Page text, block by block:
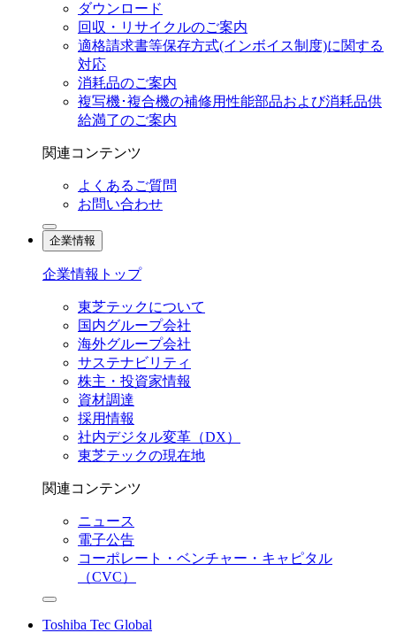
ダウンロード
回収・リサイクルのご案内
適格請求書等保存方式(インボイス制度)に関する
対応
消耗品のご案内
複写機･複合機の補修用性能部品および消耗品供
給満了のご案内
関連コンテンツ
よくあるご質問
お問い合わせ
企業情報
企業情報トップ
東芝テックについて
国内グループ会社
海外グループ会社
サステナビリティ
株主・投資家情報
資材調達
採用情報
社内デジタル変革（DX）
東芝テックの現在地
関連コンテンツ
ニュース
電子公告
コーポレート・ベンチャー・キャピタル
（CVC）
Toshiba Tec Global